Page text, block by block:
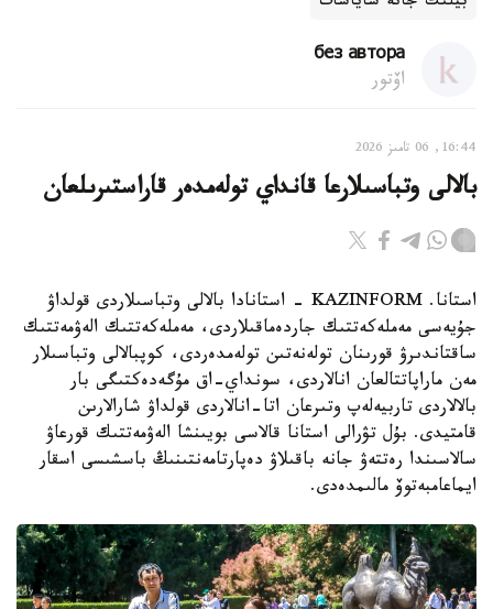
без автора
اۆتور
16:44, 06 تامىز 2026
بالالى وتباسىلارعا قانداي تولەمدەر قاراستىرىلعان
استانا. KAZINFORM - استانادا بالالى وتباسىلاردى قولداۋ
جۇيەسى مەملەكەتتىك جاردەماقىلاردى، مەملەكەتتىك الەۋمەتتىك
ساقتاندىرۋ قورىنان تولەنەتىن تولەمدەردى، كوپبالالى وتباسىلار
مەن ماراپاتتالعان انالاردى، سونداي-اق مۇگەدەكتىگى بار
بالالاردى تاربيەلەپ وتىرعان اتا-انالاردى قولداۋ شارالارىن
قامتيدى. بۇل تۋرالى استانا قالاسى بويىنشا الەۋمەتتىك قورعاۋ
سالاسىندا رەتتەۋ جانە باقىلاۋ دەپارتامەنتىنىڭ باسشىسى اسقار
ايماعامبەتوۆ مالىمدەدى.